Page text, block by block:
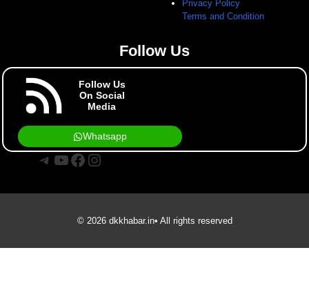
Privacy Policy
Terms and Condition
Follow Us
Follow Us
On Social
Media
Whatsapp
Telegram
YouTube
Facebook
Instagram
© 2026 dkkhabar.in• All rights reserved